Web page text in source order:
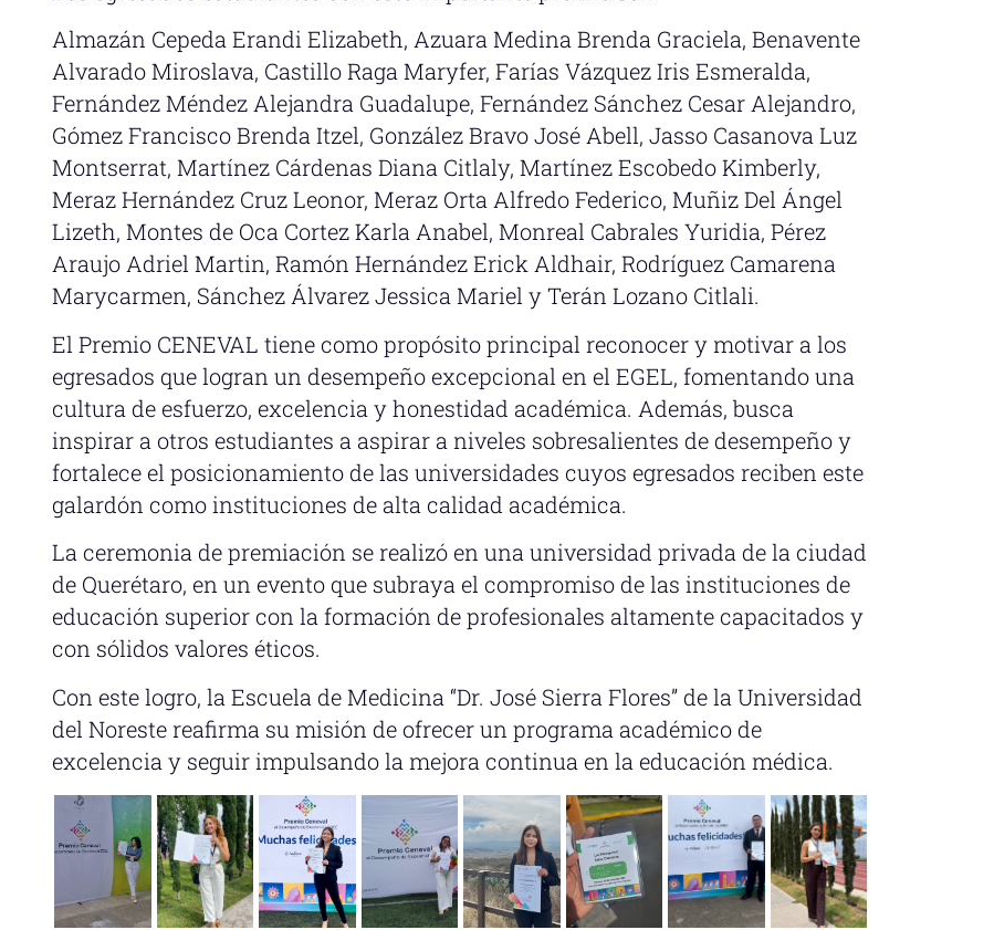
Almazán Cepeda Erandi Elizabeth, Azuara Medina Brenda Graciela, Benavente
Alvarado Miroslava, Castillo Raga Maryfer, Farías Vázquez Iris Esmeralda,
Fernández Méndez Alejandra Guadalupe, Fernández Sánchez Cesar Alejandro,
Gómez Francisco Brenda Itzel, González Bravo José Abell, Jasso Casanova Luz
Montserrat, Martínez Cárdenas Diana Citlaly, Martínez Escobedo Kimberly,
Meraz Hernández Cruz Leonor, Meraz Orta Alfredo Federico, Muñiz Del Ángel
Lizeth, Montes de Oca Cortez Karla Anabel, Monreal Cabrales Yuridia, Pérez
Araujo Adriel Martin, Ramón Hernández Erick Aldhair, Rodríguez Camarena
Marycarmen, Sánchez Álvarez Jessica Mariel y Terán Lozano Citlali.
El Premio CENEVAL tiene como propósito principal reconocer y motivar a los
egresados que logran un desempeño excepcional en el EGEL, fomentando una
cultura de esfuerzo, excelencia y honestidad académica. Además, busca
inspirar a otros estudiantes a aspirar a niveles sobresalientes de desempeño y
fortalece el posicionamiento de las universidades cuyos egresados reciben este
galardón como instituciones de alta calidad académica.
La ceremonia de premiación se realizó en una universidad privada de la ciudad
de Querétaro, en un evento que subraya el compromiso de las instituciones de
educación superior con la formación de profesionales altamente capacitados y
con sólidos valores éticos.
Con este logro, la Escuela de Medicina “Dr. José Sierra Flores” de la Universidad
del Noreste reafirma su misión de ofrecer un programa académico de
excelencia y seguir impulsando la mejora continua en la educación médica.